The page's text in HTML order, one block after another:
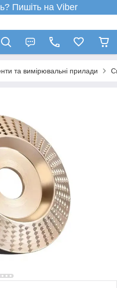
Пишіть на Viber
та вимірювальні прилади